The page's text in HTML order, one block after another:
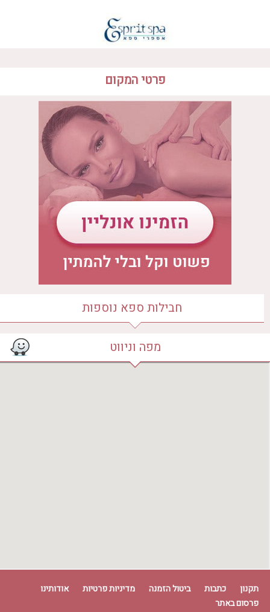
פרטי המקום
שעות פעילות הספא
07:00 - 19:00
07:00 - 19:00
יום שלישי
07:00 - 19:00
07:00 - 19:00
07:00 - 19:00
07:00 - 19:00
לדף בית הספא
חבילות ספא נוספות
מפה וניווט
תקנון כתבות ביטול הזמנה מדיניות פרטיות
אודותינו
פרסום באתר